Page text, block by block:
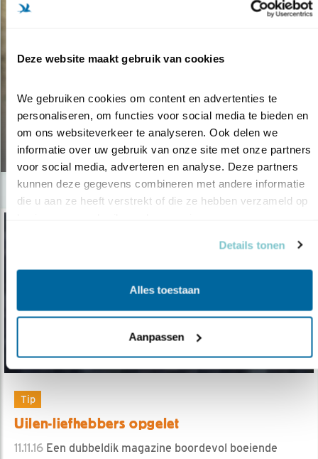
Deze website maakt gebruik van cookies
We gebruiken cookies om content en advertenties te
personaliseren, om functies voor social media te bieden en
om ons websiteverkeer te analyseren. Ook delen we
informatie over uw gebruik van onze site met onze partners
voor social media, adverteren en analyse. Deze partners
kunnen deze gegevens combineren met andere informatie
die u aan ze heeft verstrekt of die ze hebben verzameld op
Details tonen
Alles toestaan
Aanpassen
Tip
GENIETEN VAN
CAMPINGUILEN
Tip
Uilen-liefhebbers opgelet
11.11.16 Een dubbeldik magazine boordevol boeiende